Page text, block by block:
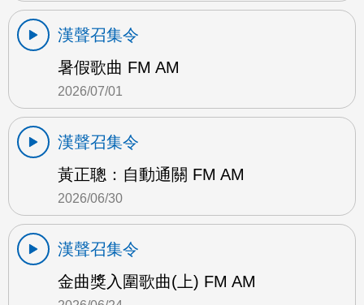
漢聲召集令
暑假歌曲 FM AM
2026/07/01
漢聲召集令
黃正聰：自動通關 FM AM
2026/06/30
漢聲召集令
金曲獎入圍歌曲(上) FM AM